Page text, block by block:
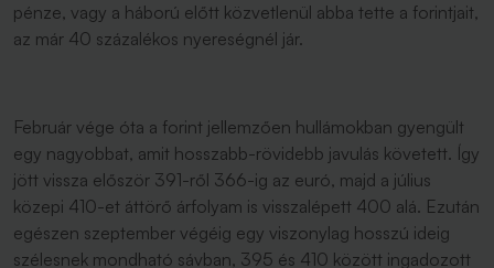
pénze, vagy a háború előtt közvetlenül abba tette a forintjait,
az már 40 százalékos nyereségnél jár.
Február vége óta a forint jellemzően hullámokban gyengült
egy nagyobbat, amit hosszabb-rövidebb javulás követett. Így
jött vissza először 391-ről 366-ig az euró, majd a július
közepi 410-et áttörő árfolyam is visszalépett 400 alá. Ezután
egészen szeptember végéig egy viszonylag hosszú ideig
szélesnek mondható sávban, 395 és 410 között ingadozott